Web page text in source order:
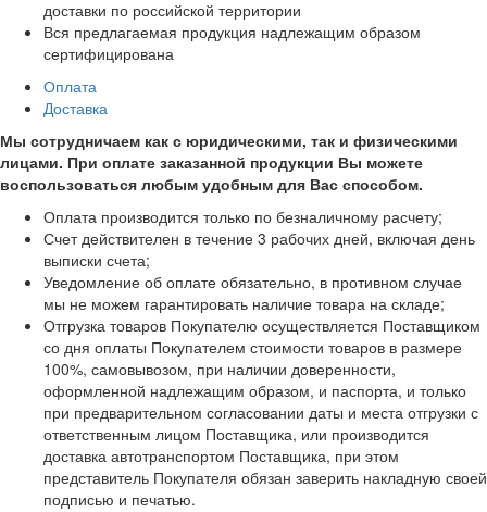
доставки по российской территории
Вся предлагаемая продукция надлежащим образом
сертифицирована
Оплата
Доставка
Мы сотрудничаем как с юридическими, так и физическими
лицами. При оплате заказанной продукции Вы можете
воспользоваться любым удобным для Вас способом.
Оплата производится только по безналичному расчету;
Счет действителен в течение 3 рабочих дней, включая день
выписки счета;
Уведомление об оплате обязательно, в противном случае
мы не можем гарантировать наличие товара на складе;
Отгрузка товаров Покупателю осуществляется Поставщиком
со дня оплаты Покупателем стоимости товаров в размере
100%, самовывозом, при наличии доверенности,
оформленной надлежащим образом, и паспорта, и только
при предварительном согласовании даты и места отгрузки с
ответственным лицом Поставщика, или производится
доставка автотранспортом Поставщика, при этом
представитель Покупателя обязан заверить накладную своей
подписью и печатью.